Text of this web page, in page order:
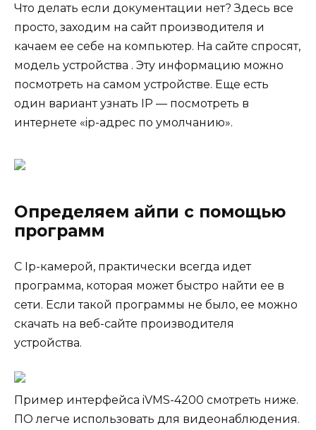
Что делать если документации нет? Здесь все
просто, заходим на сайт производителя и
качаем ее себе на компьютер. На сайте спросят,
модель устройства . Эту информацию можно
посмотреть на самом устройстве. Еще есть
один вариант узнать IP — посмотреть в
интернете «ip-адрес по умолчанию».
Определяем айпи с помощью
программ
С Ip-камерой, практически всегда идет
программа, которая может быстро найти ее в
сети. Если такой программы не было, ее можно
скачать на веб-сайте производителя
устройства.
Пример интерфейса iVMS-4200 смотреть ниже.
ПО легче использовать для видеонаблюдения.